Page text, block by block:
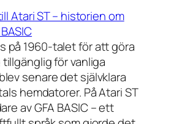
Atari ST – historien om
på 1960-talet för att göra
för vanliga
senare det självklara
hemdatorer. På Atari ST
av GFA BASIC – ett